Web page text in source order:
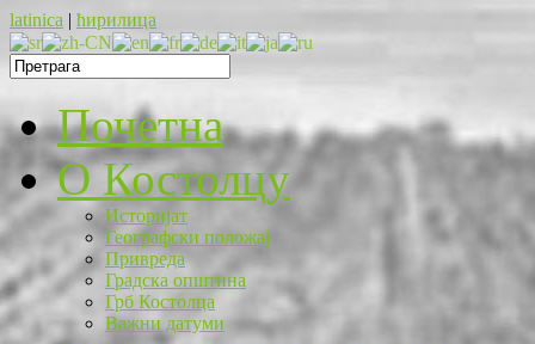
latinica | ћирилица
Почетна
O Костолцу
Историјат
Географски положај
Привреда
Градска општина
Грб Костолца
Важни датуми